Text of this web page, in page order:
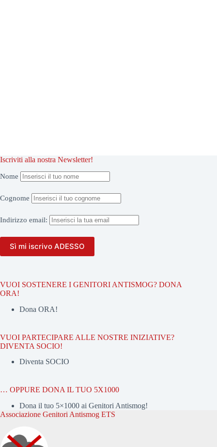
Iscriviti alla nostra Newsletter!
Nome
Cognome
Indirizzo email:
VUOI SOSTENERE I GENITORI ANTISMOG? DONA
ORA!
Dona ORA!
VUOI PARTECIPARE ALLE NOSTRE INIZIATIVE?
DIVENTA SOCIO!
Diventa SOCIO
… OPPURE DONA IL TUO 5X1000
Dona il tuo 5×1000 ai Genitori Antismog!
Associazione Genitori Antismog ETS